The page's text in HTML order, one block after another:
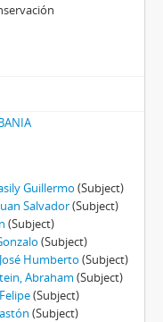
Guillermo (Subject)
Salvador(Subject)
(Subject)
(Subject)
Humberto (Subject)
Abraham (Subject)
(Subject)
(Subject)